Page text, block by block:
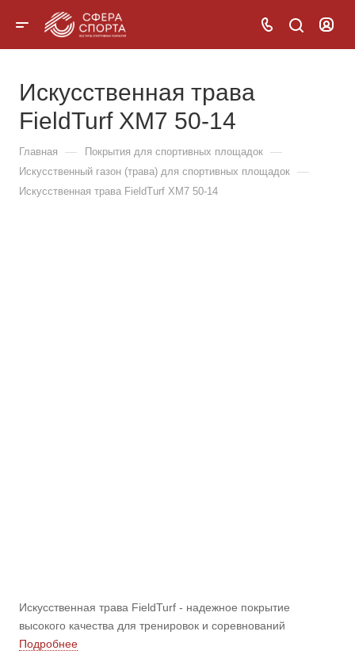
Искусственная трава
FieldTurf XM7 50-14
Главная — Покрытия для спортивных площадок —
Искусственный газон (трава) для спортивных площадок —
Искусственная трава FieldTurf XM7 50-14
Искусственная трава FieldTurf - надежное покрытие
высокого качества для тренировок и соревнований
Подробнее